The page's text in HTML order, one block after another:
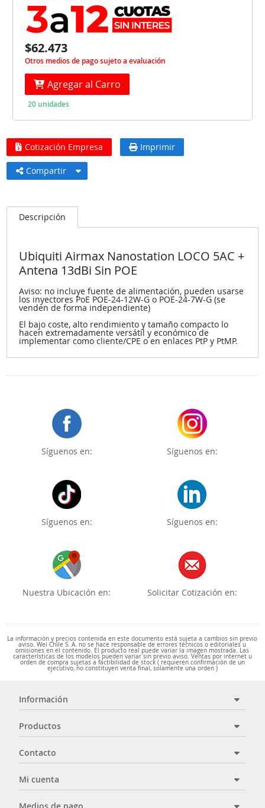
$62.473
Otros medios de pago sujeto a evaluación
Agregar al Carro
20 unidades
Cotización Empresa Imprimir
Compartir
Descripción
Ubiquiti Airmax Nanostation LOCO 5AC +
Antena 13dBi Sin POE
Aviso: no incluye fuente de alimentación, pueden usarse
los inyectores PoE POE-24-12W-G o POE-24-7W-G (se
venden de forma independiente)
El bajo coste, alto rendimiento y tamaño compacto lo
hacen extremadamente versátil y económico de
implementar como cliente/CPE o en enlaces PtP y PtMP.
Síguenos en: Síguenos en:
Síguenos en: Síguenos en:
Nuestra Ubicación en: Solicitar Cotización en:
La información y precios contenida en este documento está sujeta a cambios sin previo
aviso. Wei Chile S. A. no se hace responsable de errores técnicos o editoriales u
omisiones en el contenido. El producto real puede variar la imagen mostrada. Las
características de los modelos pueden variar sin previo aviso. Ventas por internet u
orden de compra sujetas a factibilidad de stock ( requieren confirmación de un
ejecutivo, no constituyen venta final, solamente una orden )
Información
Productos
Contacto
Mi cuenta
Medios de pago